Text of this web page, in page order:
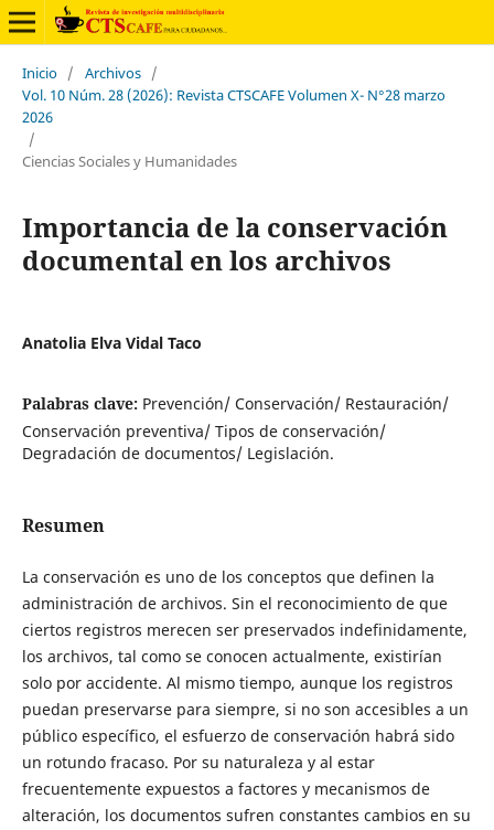
Inicio / Archivos /
Vol. 10 Núm. 28 (2026): Revista CTSCAFE Volumen X- N°28 marzo
2026
/
Ciencias Sociales y Humanidades
Importancia de la conservación
documental en los archivos
Anatolia Elva Vidal Taco
Palabras clave: Prevención/ Conservación/ Restauración/
Conservación preventiva/ Tipos de conservación/
Degradación de documentos/ Legislación.
Resumen
La conservación es uno de los conceptos que definen la
administración de archivos. Sin el reconocimiento de que
ciertos registros merecen ser preservados indefinidamente,
los archivos, tal como se conocen actualmente, existirían
solo por accidente. Al mismo tiempo, aunque los registros
puedan preservarse para siempre, si no son accesibles a un
público específico, el esfuerzo de conservación habrá sido
un rotundo fracaso. Por su naturaleza y al estar
frecuentemente expuestos a factores y mecanismos de
alteración, los documentos sufren constantes cambios en su